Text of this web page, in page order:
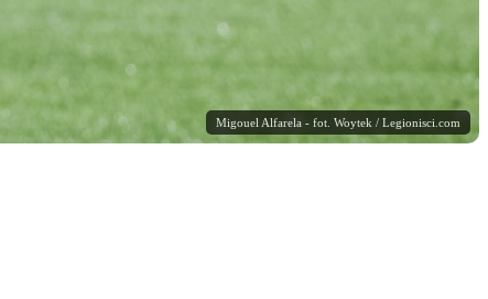
Migouel Alfarela - fot. Woytek / Legionisci.com